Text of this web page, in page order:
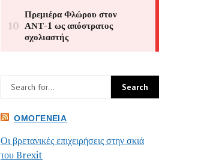
ΟΜΟΓΈΝΕΙΑ
Οι βρετανικές επιχειρήσεις στην σκιά
του Brexit